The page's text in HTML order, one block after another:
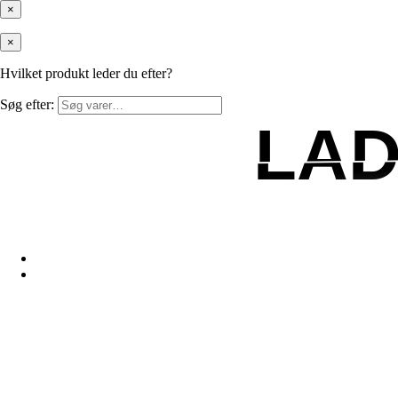
×
×
Hvilket produkt leder du efter?
Søg efter: